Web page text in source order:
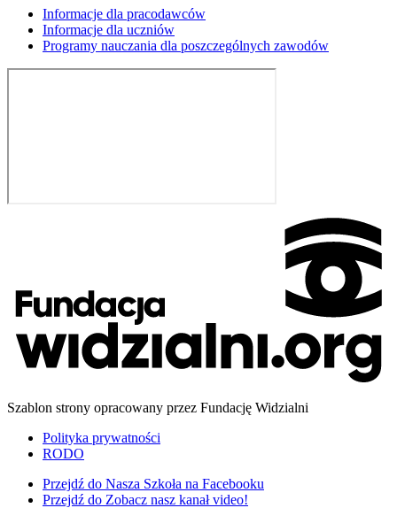
Informacje dla pracodawców
Informacje dla uczniów
Programy nauczania dla poszczególnych zawodów
Szablon strony opracowany przez Fundację Widzialni
Polityka prywatności
RODO
Przejdź do Nasza Szkoła na Facebooku
Przejdź do Zobacz nasz kanał video!